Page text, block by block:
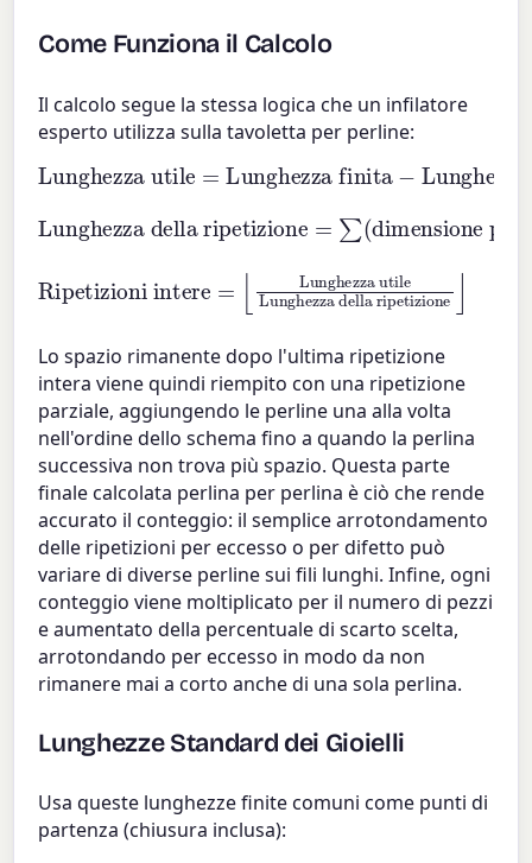
Come Funziona il Calcolo
Il calcolo segue la stessa logica che un infilatore
esperto utilizza sulla tavoletta per perline:
Lunghezza utile
Lunghezza finita−Lunghezza della chiusura
Lunghezza della ripetizione=∑(dimensione perlina×
perline per ripetizione )
Lunghezza della ripetizione⌋
Lo spazio rimanente dopo l'ultima ripetizione
intera viene quindi riempito con una ripetizione
parziale, aggiungendo le perline una alla volta
nell'ordine dello schema fino a quando la perlina
successiva non trova più spazio. Questa parte
finale calcolata perlina per perlina è ciò che rende
accurato il conteggio: il semplice arrotondamento
delle ripetizioni per eccesso o per difetto può
variare di diverse perline sui fili lunghi. Infine, ogni
conteggio viene moltiplicato per il numero di pezzi
e aumentato della percentuale di scarto scelta,
arrotondando per eccesso in modo da non
rimanere mai a corto anche di una sola perlina.
Lunghezze Standard dei Gioielli
Usa queste lunghezze finite comuni come punti di
partenza (chiusura inclusa):